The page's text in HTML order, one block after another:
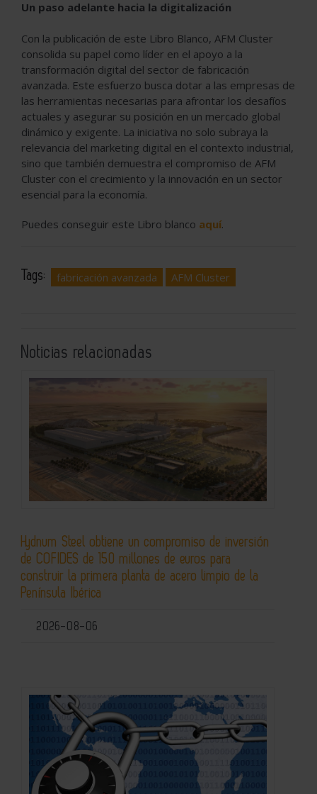
Un paso adelante hacia la digitalización
Con la publicación de este Libro Blanco, AFM Cluster
consolida su papel como líder en el apoyo a la
transformación digital del sector de fabricación
avanzada. Este esfuerzo busca dotar a las empresas de
las herramientas necesarias para afrontar los desafíos
actuales y asegurar su posición en un mercado global
dinámico y exigente. La iniciativa no solo subraya la
relevancia del marketing digital en el contexto industrial,
sino que también demuestra el compromiso de AFM
Cluster con el crecimiento y la innovación en un sector
esencial para la economía.
Puedes conseguir este Libro blanco aquí.
Tags: fabricación avanzada AFM Cluster
Noticias relacionadas
Hydnum Steel obtiene un compromiso de inversión
de COFIDES de 150 millones de euros para
construir la primera planta de acero limpio de la
Península Ibérica
2026-08-06